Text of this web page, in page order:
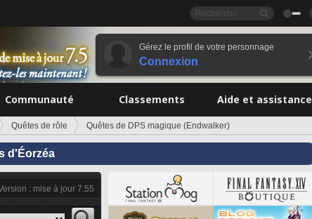
Gérez le profil de votre personnage
Connexion
Communauté Classements Aide et assistance
Quêtes de rôle Quêtes de DPS magique (Endwalker)
d'Éorzéa
: mise à jour 7.55